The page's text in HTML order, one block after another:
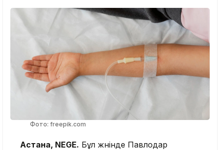
Фото: freepik.com
Астана, NEGE. Бұл жөнінде Павлодар